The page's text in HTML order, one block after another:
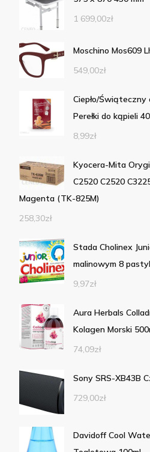
1 699,00zł
Moschino Mos609
549,00zł
Ciepło/
Perełki do kąpieli
8,99zł
Kyocera-Mita
C2520 C2520
Magenta (TK-825M)
258,30zł
Stada Cholinex
malinowym 8
9,97zł
Aura Herbals
Kolagen Morski
74,09zł
Sony SRS-XB43B
729,00zł
Davidoff Cool